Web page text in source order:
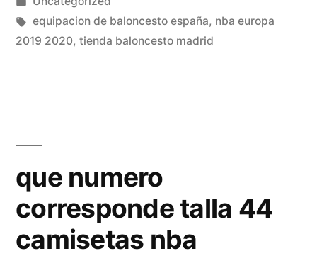
en
Etiquetas:
equipacion de baloncesto españa, nba europa
2019 2020, tienda baloncesto madrid
que numero
corresponde talla 44
camisetas nba